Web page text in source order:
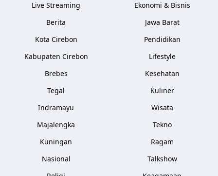
Live Streaming
Berita
Kota Cirebon
Kabupaten Cirebon
Brebes
Tegal
Indramayu
Majalengka
Kuningan
Nasional
Ekonomi & Bisnis
Jawa Barat
Pendidikan
Lifestyle
Kesehatan
Kuliner
Wisata
Tekno
Ragam
Talkshow